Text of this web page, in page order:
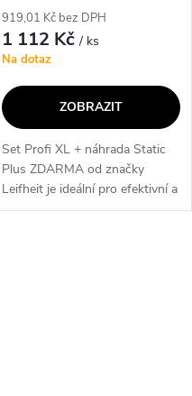
919,01 Kč bez DPH
1 112 Kč/ ks
Na dotaz
ZOBRAZIT
Set Profi XL + náhrada Static
Plus ZDARMA od značky
Leifheit je ideální pro efektivní a
pohodlné čištění všech typů